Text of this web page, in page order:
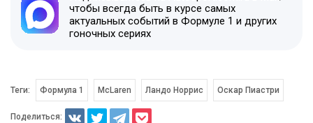
чтобы всегда быть в курсе самых
актуальных событий в Формуле 1 и других
гоночных сериях
Теги: Формула 1 McLaren Ландо Норрис Оскар Пиастри
Поделиться: